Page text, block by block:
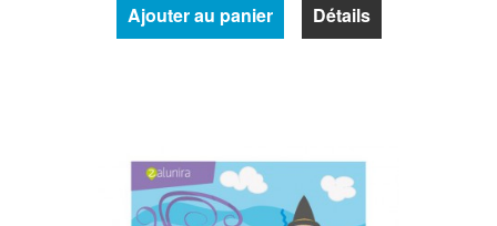
Ajouter au panier Détails